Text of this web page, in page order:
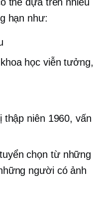
hạn như:
khoa học viễn tưởng,
thập niên 1960, vấn
chọn từ những
người có ảnh